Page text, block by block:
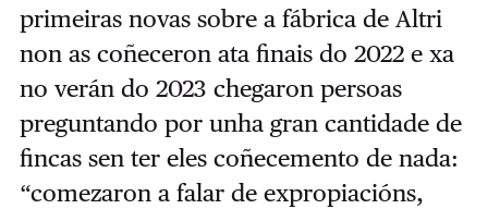
primeiras novas sobre a fábrica de Altri
non as coñeceron ata finais do 2022 e xa
no verán do 2023 chegaron persoas
preguntando por unha gran cantidade de
fincas sen ter eles coñecemento de nada:
“comezaron a falar de expropiacións,